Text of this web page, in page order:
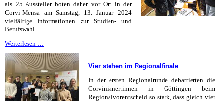
als 25 Aussteller boten daher vor Ort in der
Corvi-Mensa am Samstag, 13. Januar 2024
vielfältige Informationen zur Studien- und
Berufswahl...
Weiterlesen …
Vier stehen im Regionalfinale
In der ersten Regionalrunde debattierten die
Corvinianer:innen in Göttingen beim
Regionalvorentscheid so stark, dass gleich vier